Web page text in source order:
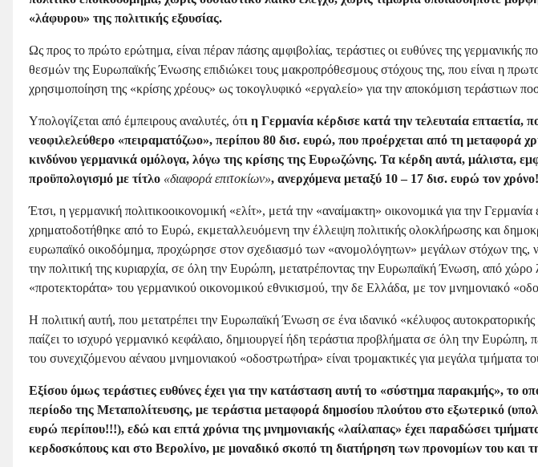
«λάφυρου» της πολιτικής εξουσίας.
Ως προς το πρώτο ερώτημα, είναι πέραν πάσης αμφιβολίας, τεράστιες οι ευθύνες της γερμανικής
θεσμών της Ευρωπαϊκής Ένωσης επιδιώκει τους μακροπρόθεσμους στόχους της, που είναι η
χρησιμοποίηση της «κρίσης χρέους» ως τοκογλυφικό «εργαλείο» για την αποκόμιση τεράστιων
Υπολογίζεται από έμπειρους αναλυτές, ότι η Γερμανία κέρδισε κατά την τελευταία επταετία,
νεοφιλελεύθερο «πειραματόζωο», περίπου 80 δισ. ευρώ, που προέρχεται από τη μεταφορά
κινδύνου γερμανικά ομόλογα, λόγω της κρίσης της Ευρωζώνης. Τα κέρδη αυτά, μάλιστα,
προϋπολογισμό με τίτλο «διαφορά επιτοκίων», ανερχόμενα μεταξύ 10 – 17 δισ. ευρώ τον
Έτσι, η γερμανική πολιτικοοικονομική «ελίτ», μετά την «αναίμακτη» οικονομικά για την
χρηματοδοτήθηκε από το Ευρώ, εκμεταλλευόμενη την έλλειψη πολιτικής ολοκλήρωσης και
ευρωπαϊκό οικοδόμημα, προχώρησε στον σχεδιασμό των «ανομολόγητων» μεγάλων στόχων της, να
την πολιτική της κυριαρχία, σε όλη την Ευρώπη, μετατρέποντας την Ευρωπαϊκή Ένωση, από χώρο
«προτεκτοράτα» του γερμανικού οικονομικού εθνικισμού, την δε Ελλάδα, με τον μνημονιακό
Η πολιτική αυτή, που μετατρέπει την Ευρωπαϊκή Ένωση σε ένα ιδανικό «κέλυφος
παίζει το ισχυρό γερμανικό κεφάλαιο, δημιουργεί ήδη τεράστια προβλήματα σε όλη την Ευρώπη,
του συνεχιζόμενου αέναου μνημονιακού «οδοστρωτήρα» είναι τρομακτικές για μεγάλα τμήματα
Εξίσου όμως τεράστιες ευθύνες έχει για την κατάσταση αυτή το «σύστημα παρακμής», το
περίοδο της Μεταπολίτευσης, με τεράστια μεταφορά δημοσίου πλούτου στο εξωτερικό
ευρώ περίπου!!!), εδώ και επτά χρόνια της μνημονιακής «λαίλαπας» έχει παραδώσει τμήματα
κερδοσκόπους και στο Βερολίνο, με μοναδικό σκοπό τη διατήρηση των προνομίων του και